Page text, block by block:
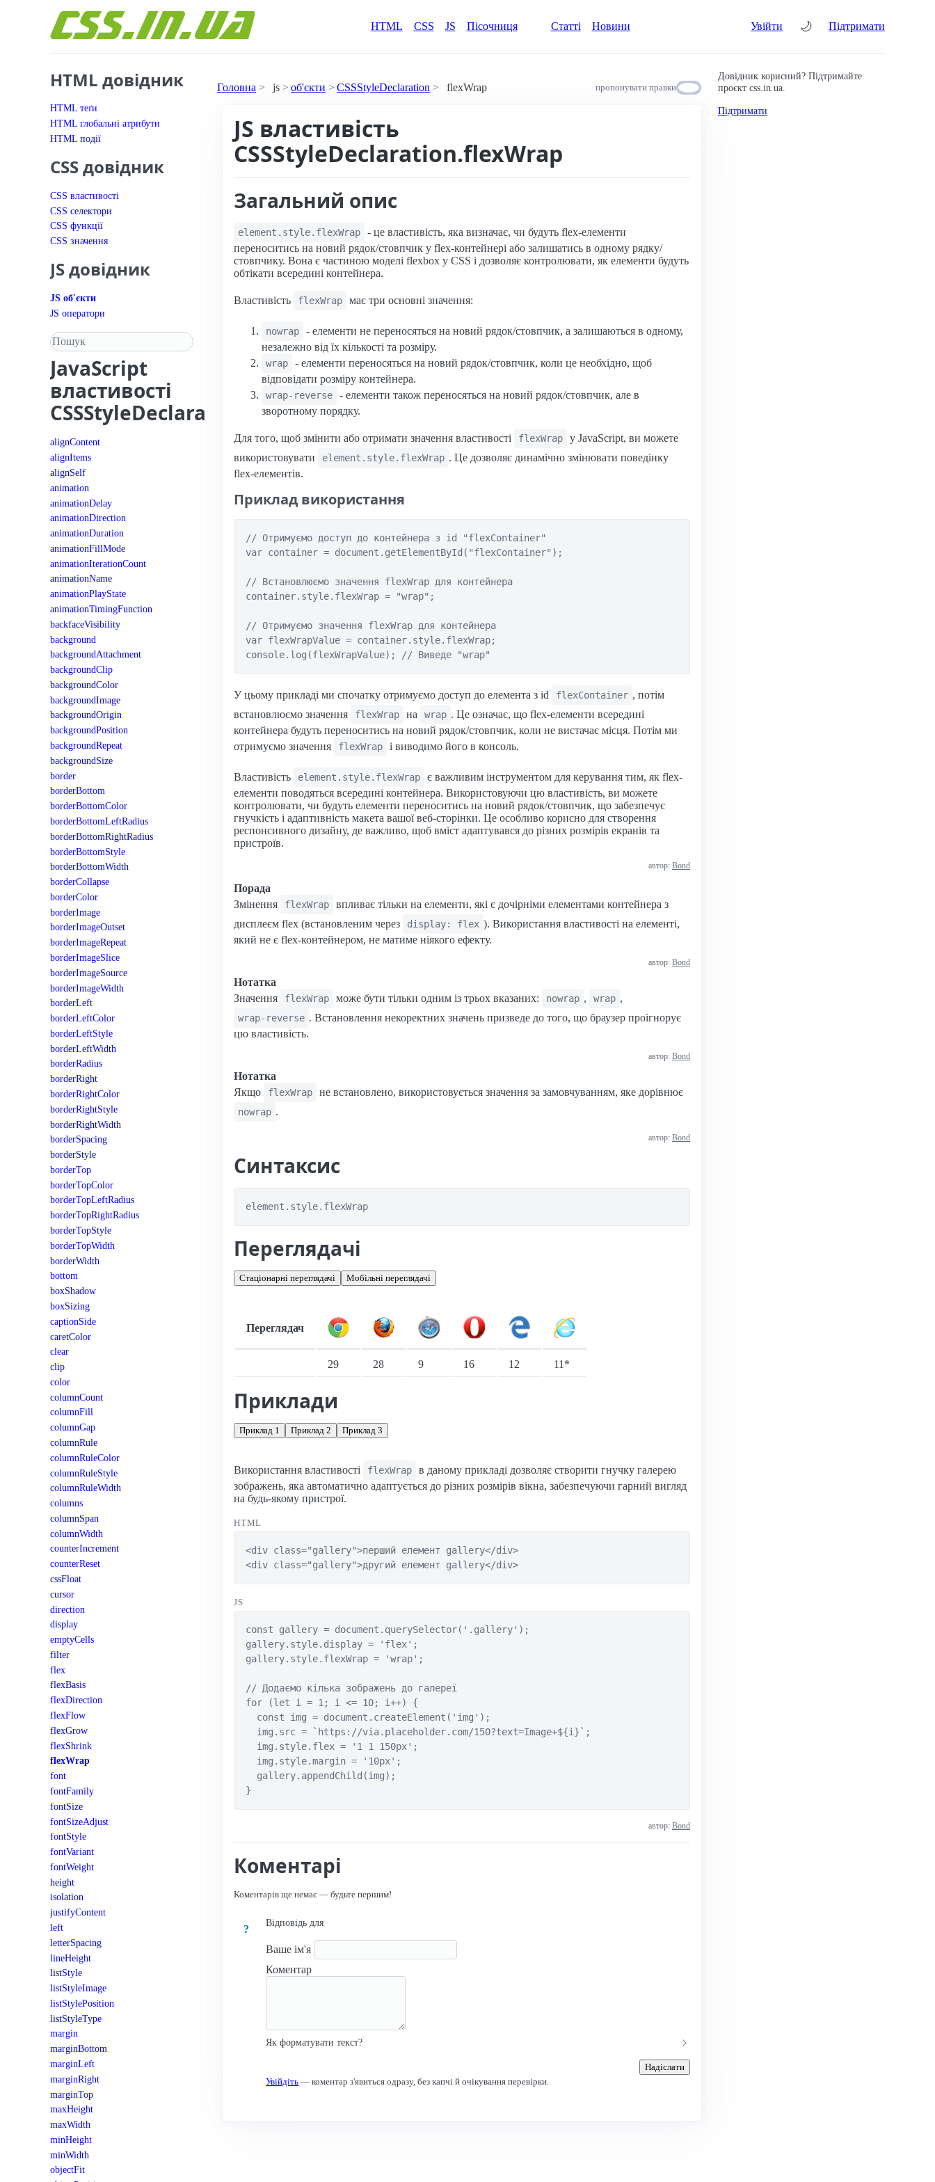
HTML
CSS JS Пісочниця Статті Новини Увійти 🌙 Підтримати
HTML довідник
HTML теґи
HTML глобальні атрибути
HTML події
CSS довідник
CSS властивості
CSS селектори
CSS функції
CSS значення
JS довідник
JS об'єкти
JS оператори
Пошук у довіднику
JavaScript
властивості
CSSStyleDeclaration
alignContent
alignItems
alignSelf
animation
animationDelay
animationDirection
animationDuration
animationFillMode
animationIterationCount
animationName
animationPlayState
animationTimingFunction
backfaceVisibility
background
backgroundAttachment
backgroundClip
backgroundColor
backgroundImage
backgroundOrigin
backgroundPosition
backgroundRepeat
backgroundSize
border
borderBottom
borderBottomColor
borderBottomLeftRadius
borderBottomRightRadius
borderBottomStyle
borderBottomWidth
borderCollapse
borderColor
borderImage
borderImageOutset
borderImageRepeat
borderImageSlice
borderImageSource
borderImageWidth
borderLeft
borderLeftColor
borderLeftStyle
borderLeftWidth
borderRadius
borderRight
borderRightColor
borderRightStyle
borderRightWidth
borderSpacing
borderStyle
borderTop
borderTopColor
borderTopLeftRadius
borderTopRightRadius
borderTopStyle
borderTopWidth
borderWidth
bottom
boxShadow
boxSizing
captionSide
caretColor
clear
clip
color
columnCount
columnFill
columnGap
columnRule
columnRuleColor
columnRuleStyle
columnRuleWidth
columns
columnSpan
columnWidth
counterIncrement
counterReset
cssFloat
cursor
direction
display
emptyCells
filter
flex
flexBasis
flexDirection
flexFlow
flexGrow
flexShrink
flexWrap
font
fontFamily
fontSize
fontSizeAdjust
fontStyle
fontVariant
fontWeight
height
isolation
justifyContent
left
letterSpacing
lineHeight
listStyle
listStyleImage
listStylePosition
listStyleType
margin
marginBottom
marginLeft
marginRight
marginTop
maxHeight
maxWidth
minHeight
minWidth
objectFit
Головна js об'єкти CSSStyleDeclaration flexWrap пропонувати правки
JS властивість
CSSStyleDeclaration.flexWrap
Загальний опис
element.style.flexWrap
- це властивість, яка визначає, чи будуть flex-елементи
переноситись на новий рядок/стовпчик у flex-контейнері або залишатись в одному рядку/
стовпчику. Вона є частиною моделі flexbox у CSS і дозволяє контролювати, як елементи будуть
обтікати всередині контейнера.
Властивість flexWrap має три основні значення:
nowrap
- елементи не переносяться на новий рядок/стовпчик, а залишаються в одному,
незалежно від їх кількості та розміру.
wrap
- елементи переносяться на новий рядок/стовпчик, коли це необхідно, щоб
відповідати розміру контейнера.
wrap-reverse
- елементи також переносяться на новий рядок/стовпчик, але в
зворотному порядку.
Для того, щоб змінити або отримати значення властивості flexWrap
у JavaScript, ви можете
використовувати
element.style.flexWrap . Це дозволяє динамічно змінювати поведінку
flex-елементів.
Приклад використання
// Отримуємо доступ до контейнера з id "flexContainer"
var container = document.getElementById("flexContainer");
// Встановлюємо значення flexWrap для контейнера
container.style.flexWrap = "wrap";
// Отримуємо значення flexWrap для контейнера
var flexWrapValue = container.style.flexWrap;
У цьому прикладі ми спочатку отримуємо доступ до елемента з id flexContainer , потім
встановлюємо значення
flexWrap на wrap . Це означає, що flex-елементи всередині
контейнера будуть переноситись на новий рядок/стовпчик, коли не вистачає місця. Потім ми
отримуємо значення
flexWrap і виводимо його в консоль.
Властивість element.style.flexWrap
є важливим інструментом для керування тим, як flex-
елементи поводяться всередині контейнера. Використовуючи цю властивість, ви можете
контролювати, чи будуть елементи переноситись на новий рядок/стовпчик, що забезпечує
гнучкість і адаптивність макета вашої веб-сторінки. Це особливо корисно для створення
респонсивного дизайну, де важливо, щоб вміст адаптувався до різних розмірів екранів та
пристроїв.
автор: Bond
Порада
Змінення
flexWrap
впливає тільки на елементи, які є дочірніми елементами контейнера з
дисплеєм flex (встановленим через
display: flex ). Використання властивості на елементі,
який не є flex-контейнером, не матиме ніякого ефекту.
автор: Bond
Нотатка
Значення
flexWrap може бути тільки одним із трьох вказаних: nowrap , wrap ,
wrap-reverse . Встановлення некоректних значень призведе до того, що браузер проігнорує
цю властивість.
автор: Bond
Нотатка
Якщо
flexWrap не встановлено, використовується значення за замовчуванням, яке дорівнює
nowrap .
автор: Bond
Синтаксис
element.style.flexWrap
Переглядачі
Стаціонарні переглядачі Мобільні переглядачі
Переглядач
29 28 9 16 12 11*
Приклади
Приклад 1 Приклад 2 Приклад 3
Використання властивості flexWrap
в даному прикладі дозволяє створити гнучку галерею
зображень, яка автоматично адаптується до різних розмірів вікна, забезпечуючи гарний вигляд
на будь-якому пристрої.
HTML
<div class="gallery">перший елемент gallery</div>
<div class="gallery">другий елемент gallery</div>
JS
const gallery = document.querySelector('.gallery');
gallery.style.display = 'flex';
gallery.style.flexWrap = 'wrap';
// Додаємо кілька зображень до галереї
for (let i = 1; i <= 10; i++) {
  const img = document.createElement('img');
  img.src = `https://via.placeholder.com/150?text=Image+${i}`;
  img.style.flex = '1 1 150px';
  img.style.margin = '10px';
  gallery.appendChild(img);
}
автор: Bond
Коментарі
Коментарів ще немає — будьте першим!
?
Відповідь для
Ваше ім'я
Коментар
Як форматувати текст?
Надіслати
Увійдіть — коментар з'явиться одразу, без капчі й очікування перевірки.
Довідник корисний? Підтримайте
проєкт css.in.ua.
Підтримати